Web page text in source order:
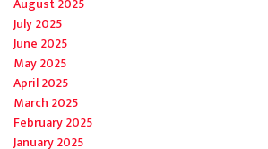
July 2025
June 2025
May 2025
April 2025
March 2025
February 2025
January 2025